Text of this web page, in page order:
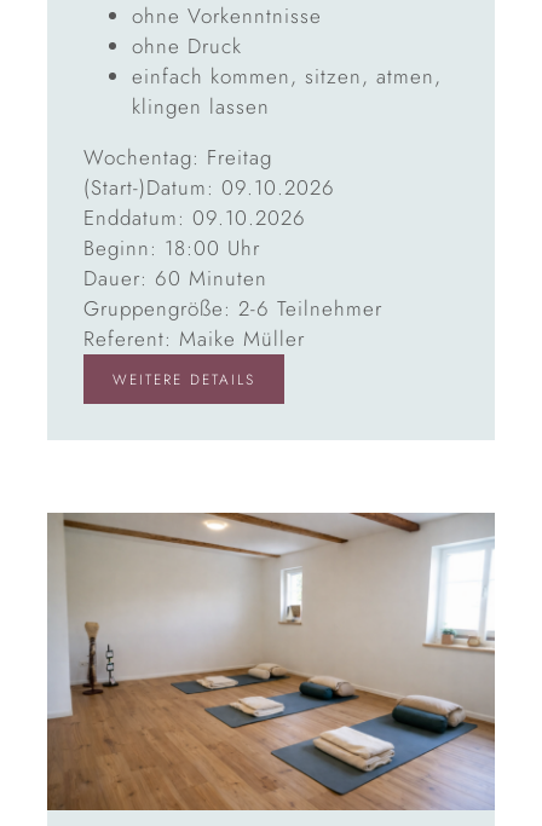
ohne Vorkenntnisse
ohne Druck
einfach kommen, sitzen, atmen,
klingen lassen
Wochentag: Freitag
(Start-)Datum: 09.10.2026
Enddatum: 09.10.2026
Beginn: 18:00 Uhr
Dauer: 60 Minuten
Gruppengröße: 2-6 Teilnehmer
Referent: Maike Müller
WEITERE DETAILS